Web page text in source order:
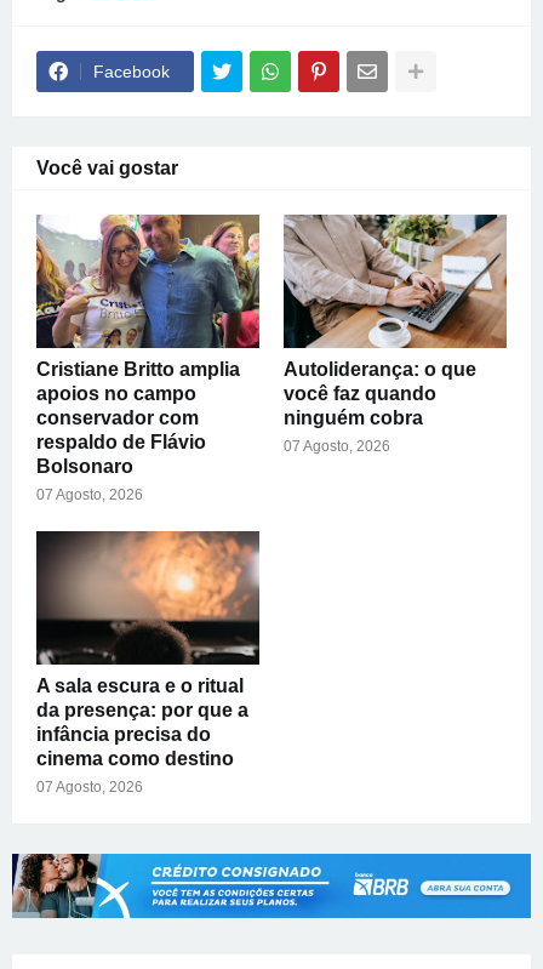
Facebook
Você vai gostar
Cristiane Britto amplia
apoios no campo
conservador com
respaldo de Flávio
Bolsonaro
07 Agosto, 2026
Autoliderança: o que
você faz quando
ninguém cobra
07 Agosto, 2026
A sala escura e o ritual
da presença: por que a
infância precisa do
cinema como destino
07 Agosto, 2026